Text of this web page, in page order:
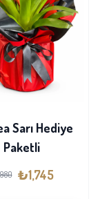
Sarı Hediye
Paketli
₺1,745